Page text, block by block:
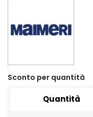
Sconto per quantità
Quantità